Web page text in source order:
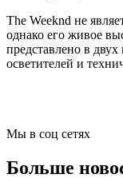
The Weeknd не
однако его живое
представлено в двух
осветителей и
Мы в соц сетях
Больше